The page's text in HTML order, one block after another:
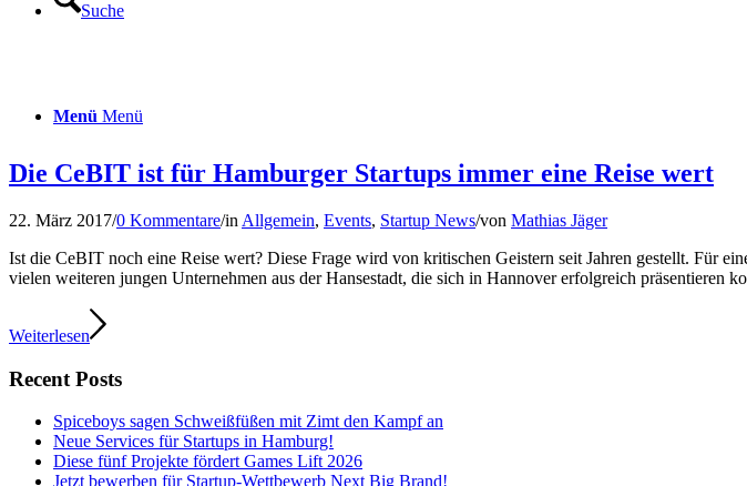
Suche
Menü Menü
Die CeBIT ist für Hamburger Startups immer eine Reise wert
22. März 2017/0 Kommentare/in Allgemein, Events, Startup News/von Mathias Jäger
Ist die CeBIT noch eine Reise wert? Diese Frage wird von kritischen Geistern seit Jahren gestellt. Für
vielen weiteren jungen Unternehmen aus der Hansestadt, die sich in Hannover erfolgreich präsentieren
Weiterlesen
Recent Posts
Spiceboys sagen Schweißfüßen mit Zimt den Kampf an
Neue Services für Startups in Hamburg!
Diese fünf Projekte fördert Games Lift 2026
Jetzt bewerben für Startup-Wettbewerb Next Big Brand!